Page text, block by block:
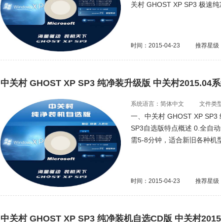
关村 GHOST XP SP3 极速
时间：2015-04-23 推荐星级
中关村 GHOST XP SP3 纯净装升级版 中关村2015.04
系统语言：简体中文 文件类
一、中关村 GHOST XP
SP3自选版特点概述 0.全自
需5-8分钟，适合新旧各种机
时间：2015-04-23 推荐星级
中关村 GHOST XP SP3 纯净装机自选CD版 中关村